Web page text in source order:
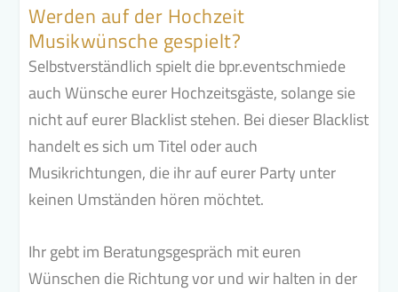
Werden auf der Hochzeit
Musikwünsche gespielt?
Selbstverständlich spielt die bpr.eventschmiede
auch Wünsche eurer Hochzeitsgäste, solange sie
nicht auf eurer Blacklist stehen. Bei dieser Blacklist
handelt es sich um Titel oder auch
Musikrichtungen, die ihr auf eurer Party unter
keinen Umständen hören möchtet.
Ihr gebt im Beratungsgespräch mit euren
Wünschen die Richtung vor und wir halten in der